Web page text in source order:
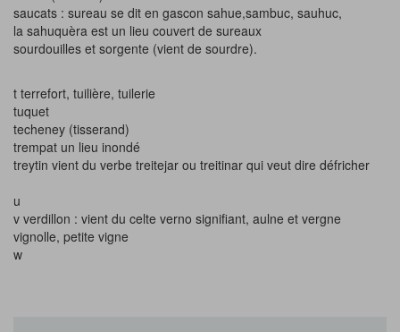
saucats : sureau se dit en gascon sahue,sambuc, sauhuc,
la sahuquèra est un lieu couvert de sureaux
sourdouilles et sorgente (vient de sourdre).
t terrefort, tuilière, tuilerie
tuquet
techeney (tisserand)
trempat un lieu inondé
treytin vient du verbe treitejar ou treitinar qui veut dire défricher
u
v verdillon : vient du celte verno signifiant, aulne et vergne
vignolle, petite vigne
w